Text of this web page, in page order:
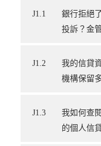
J1.1
銀行拒絕
投訴？金
J1.2
我的信貸
機構保留
J1.3
我如何查
的個人信